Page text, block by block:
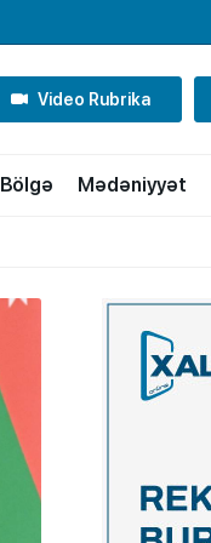
Video Rubrika
Bölgə Mədəniyyət